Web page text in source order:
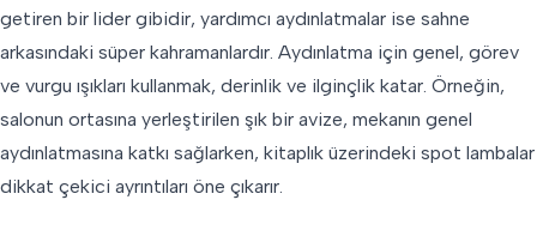
getiren bir lider gibidir, yardımcı aydınlatmalar ise sahne
arkasındaki süper kahramanlardır. Aydınlatma için genel, görev
ve vurgu ışıkları kullanmak, derinlik ve ilginçlik katar. Örneğin,
salonun ortasına yerleştirilen şık bir avize, mekanın genel
aydınlatmasına katkı sağlarken, kitaplık üzerindeki spot lambalar
dikkat çekici ayrıntıları öne çıkarır.